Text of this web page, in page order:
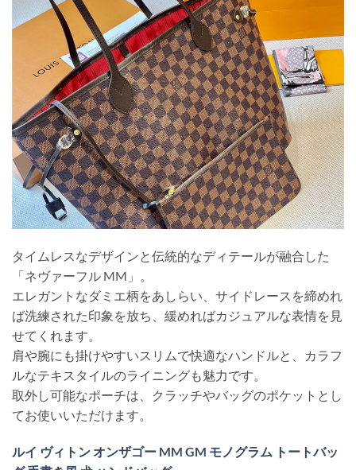
タイムレスなデザインと伝統的なディテールが融合した
「ネヴァーフル MM」。
エレガントなダミエ柄をあしらい、サイドレースを締めれ
ば洗練された印象を放ち、緩めればカジュアルな表情を見
せてくれます。
肩や腕にも掛けやすいスリムで快適なハンドルと、カラフ
ルなテキスタイルのライニングも魅力です。
取外し可能なポーチは、クラッチやバッグのポケットとし
てお使いいただけます。
ルイ ヴィトン オンザゴー MM GM モノグラム トートバッ